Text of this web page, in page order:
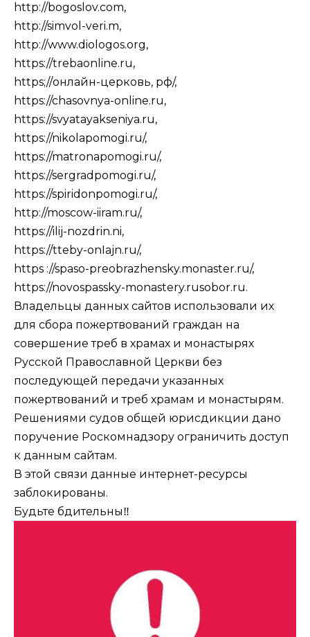
http://bogoslov.com,
http://simvol-veri.m,
http://www.diologos.org,
https://trebaonline.ru,
https;//онлайн-церковь, рф/,
https://chasovnya-online.ru,
https://svyatayakseniya.ru,
https://nikolapomogi.ru/,
https://matronapomogi.ru/,
https://sergradpomogi.ru/,
https://spiridonpomogi.ru/,
http://moscow-iiram.ru/,
https://ilij-nozdrin.ni,
https://tteby-onIajn.ru/,
https ://spaso-preobrazhensky.monaster.ru/,
https://novospassky-monastery.rusobor.ru.
Владельцы данных сайтов использовали их
для сбора пожертвований граждан на
совершение треб в храмах и монастырях
Русской Православной Церкви без
последующей передачи указанных
пожертвований и треб храмам и монастырям.
Решениями судов общей юрисдикции дано
поручение Роскомнадзору ограничить доступ
к данным сайтам.
В этой связи данные интернет-ресурсы
заблокированы.
Будьте бдительны‼